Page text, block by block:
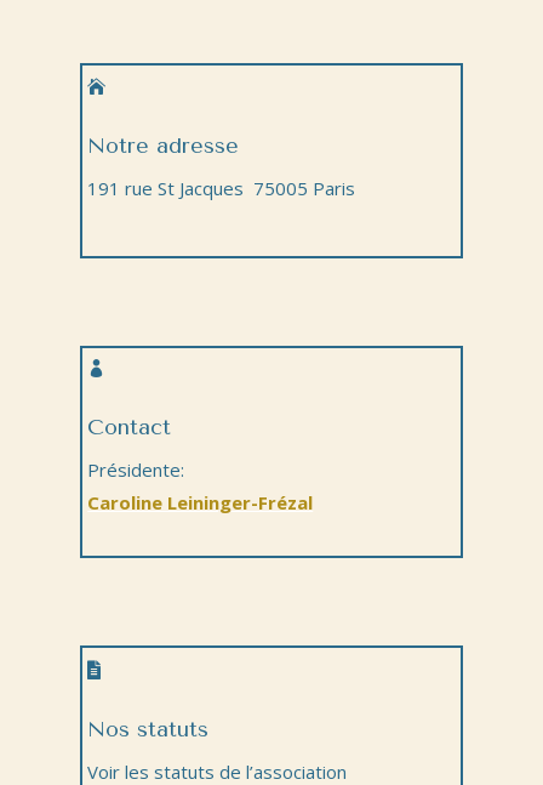

Notre adresse
191 rue St Jacques 75005 Paris

Contact
Présidente:
Caroline Leininger-Frézal

Nos statuts
Voir les statuts de l’association